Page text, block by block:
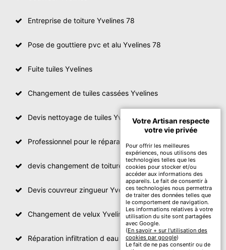
Entreprise de toiture Yvelines 78
Pose de gouttiere pvc et alu Yvelines 78
Fuite tuiles Yvelines
Changement de tuiles cassées Yvelines
Devis nettoyage de tuiles Yvelines
Professionnel pour le réparation de toit Yvelines
devis changement de toiture Yvelines
Devis couvreur zingueur Yvelines
Changement de velux Yvelines
Réparation infiltration d eau toiture Yvelines
Votre Artisan respecte
votre vie privée
Pour offrir les meilleures
expériences, nous utilisons des
technologies telles que les
cookies pour stocker et/ou
accéder aux informations des
appareils. Le fait de consentir à
ces technologies nous permettra
de traiter des données telles que
le comportement de navigation.
Les informations relatives à votre
utilisation du site sont partagées
avec Google.
(En savoir + sur l'utilisation des
cookies par google)
Le fait de ne pas consentir ou de